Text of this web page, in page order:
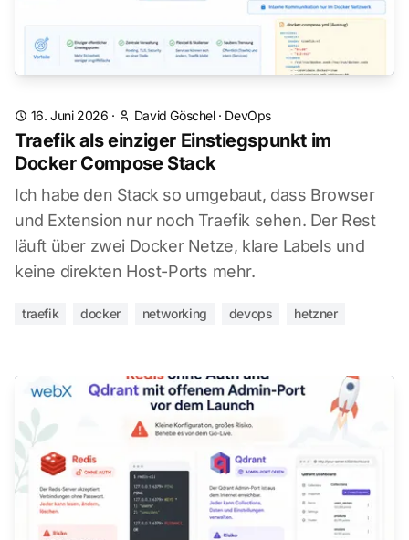
16. Juni 2026 · David Göschel· DevOps
Traefik als einziger Einstiegspunkt im
Docker Compose Stack
Ich habe den Stack so umgebaut, dass Browser
und Extension nur noch Traefik sehen. Der Rest
läuft über zwei Docker Netze, klare Labels und
keine direkten Host-Ports mehr.
traefik docker networking devops hetzner